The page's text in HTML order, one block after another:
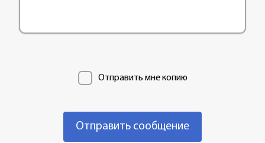
Отправить мне копию
Отправить сообщение